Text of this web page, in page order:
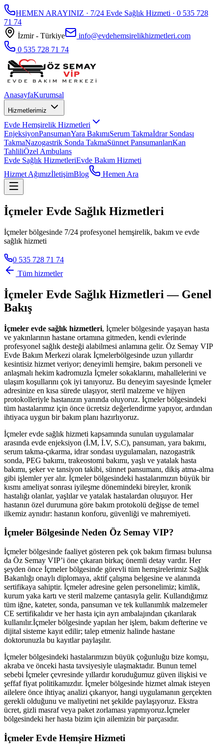
HEMEN ARAYINIZ · 7/24 Evde Sağlık Hizmeti · 0 535 728
71 74
İzmir - Türkiye
info@evdehemsirelikhizmetleri.com
0 535 728 71 74
AnasayfaKurumsal
Hizmetlerimiz
Evde Hemşirelik Hizmetleri
EnjeksiyonPansumanYara BakımıSerum Takmaİdrar Sondası
TakmaNazogastrik Sonda TakmaSünnet PansumanlarıKan
TahliliÖzel Ambulans
Evde Sağlık HizmetleriEvde Bakım Hizmeti
Hizmet AğımızİletişimBlog Hemen Ara
İçmeler Evde Sağlık Hizmetleri
İçmeler bölgesinde 7/24 profesyonel hemşirelik, bakım ve evde
sağlık hizmeti
0 535 728 71 74
Tüm hizmetler
İçmeler Evde Sağlık Hizmetleri — Genel
Bakış
İçmeler evde sağlık hizmetleri, İçmelerbölgesinde yaşayan hasta
ve yakınlarının hastane ortamına gitmeden, kendi evlerinde
profesyonel sağlık desteği alabilmesi anlamına gelir. Öz Semay VIP
Evde Bakım Merkezi olarak İçmelerbölgesinde uzun yıllardır
kesintisiz hizmet veriyor; deneyimli hemşire, bakım personeli ve
anlaşmalı hekim kadromuzla İçmelersokaklarını, mahallelerini ve
ulaşım koşullarını çok iyi tanıyoruz. Bu deneyim sayesinde İçmeler
adresinize en kısa sürede ulaşıyor, steril malzeme ve hijyen
protokolleriyle hastanızın yanında oluyoruz. İçmelerbölgesindeki
tüm hastalarımız için önce ücretsiz değerlendirme yapıyor, ardından
ihtiyaca uygun bir bakım planı hazırlıyoruz.
İçmelerevde sağlık hizmeti kapsamında sunulan uygulamalar
arasında evde enjeksiyon (İ.M, İ.V, S.C), pansuman, yara bakımı,
serum takma-çıkarma, idrar sondası uygulamaları, nazogastrik
sonda, PEG bakımı, trakeostomi bakımı, yaşlı ve yatalak hasta
bakımı, şeker ve tansiyon takibi, sünnet pansumanı, dikiş atma-alma
gibi işlemler yer alır. İçmelerbölgesindeki hastalarımızın büyük bir
kısmı ameliyat sonrası iyileşme dönemindeki bireyler, kronik
hastalığı olanlar, yaşlılar ve yatalak hastalardan oluşuyor. Her
hastanın özel durumuna göre bakım protokolü değişse de temel
ilkemiz aynıdır: hastanın konforu, güvenliği ve mahremiyeti.
İçmeler Bölgesinde Neden Öz Semay VIP?
İçmelerbölgesinde faaliyet gösteren pek çok bakım firması bulunsa
da Öz Semay VIP’i öne çıkaran birkaç önemli detay vardır. Her
şeyden önce İçmelerbölgesinde görevli tüm hemşirelerimiz Sağlık
Bakanlığı onaylı diplomaya, aktif çalışma belgesine ve alanında
sertifikaya sahiptir. İçmeleradresine gelen personelimiz; kimlik,
kurum yaka kartı ve steril malzeme çantasıyla gelir. Kullandığımız
tüm iğne, kateter, sonda, pansuman ve tek kullanımlık malzemeler
CE sertifikalıdır ve her hasta için ayrı ambalajından çıkarılarak
kullanılır.İçmelerbölgesinde yapılan her işlem, bakım defterine ve
dijital sisteme kayıt edilir; talep etmeniz halinde hastane
doktorunuzla bu kayıtlar paylaşılır.
İçmelerbölgesindeki hastalarımızın büyük çoğunluğu bize komşu,
akraba ve önceki hasta tavsiyesiyle ulaşmaktadır. Bunun temel
sebebi İçmelerçevresinde yıllardır koruduğumuz güven ilişkisi ve
şeffaf fiyat politikamızdır. İçmelerbölgesinde hizmet almak isteyen
ailelere önce ihtiyaç analizi çıkarıyor, hangi uygulamanın gerçekten
gerekli olduğunu ve maliyetini net şekilde paylaşıyoruz. Ekstra
ücret, gizli masraf veya paket zorlaması yapmıyoruz.İçmeler
bölgesindeki her hasta bizim için ailemizin bir parçasıdır.
İçmeler Evde Hemşire Hizmeti